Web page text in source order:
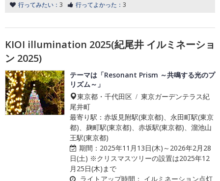
行ってみたい： 3 行ってよかった： 3
KIOI illumination 2025(紀尾井 イルミネーショ
ン 2025)
テーマは「Resonant Prism ～共鳴する光のプ
リズム～」
東京都・千代田区 / 東京ガーデンテラス紀
尾井町
最寄り駅：赤坂見附駅(東京都)、永田町駅(東京
都)、麹町駅(東京都)、赤坂駅(東京都)、溜池山
王駅(東京都)
期間： 2025年11月13日(木)～2026年2月28
日(土) ※クリスマスツリーの設置は2025年12
月25日(木)まで
ライトアップ時間： イルミネーション点灯